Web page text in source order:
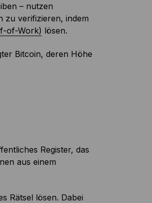
– nutzen
zu verifizieren, indem
of-Work) lösen.
Bitcoin, deren Höhe
Register, das
aus einem
Rätsel lösen. Dabei